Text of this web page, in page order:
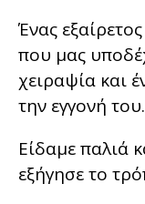
Ένας
που μας
χειραψία και
την εγγονή του.
Είδαμε παλιά
εξήγησε το